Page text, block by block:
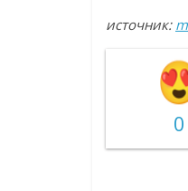
источник:
0